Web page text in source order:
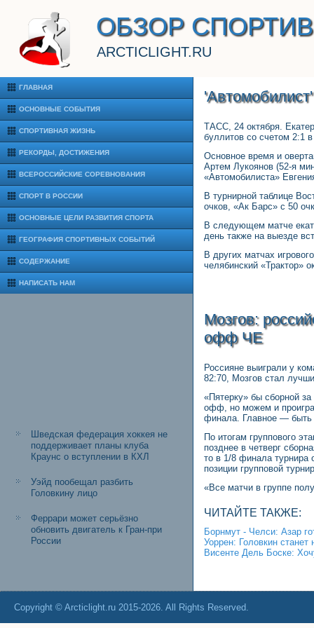
ОБЗОР
ARCTICLIGHT.RU
ГЛАВНАЯ
ОСНОВНЫЕ СОБЫТИЯ
СПОРТИВНАЯ ЖИЗНЬ
РЕКОРДЫ, ДОСТИЖЕНИЯ
ВСЕРОССИЙСКИЕ СОРЕВНОВАНИЯ
СПОРТ В РОССИИ
ОСНОВНЫЕ ЦЕЛИ РАЗВИТИЯ СПОРТА
ГЕОГРАФИЯ СПОРТИВНЫХ СОБЫТИЙ
СОДЕРЖАНИЕ
НАПИСАТЬ НАМ
Шведская федерация хоккея не
поддерживает планы клуба
Краунс о вступлении в КХЛ
Уэйд пообещал разбить
Головкину лицо
Феррари может серьёзно
обновить двигатель к Гран-при
России
ТАСС, 24 октября.
буллитов со счетом 2:1
Основное время и
Артем Лукоянов (52-я
«Автомобилиста»
В турнирной таблице
очков, «Ак Барс» с 50
В следующем матче
день также на выезде
В других матчах
челябинский «Трактор»
Мозгов:
офф ЧЕ
Россияне выиграли у
82:70, Мозгов стал
«Пятерку» бы сборной
офф, но можем и
финала. Главное — быть
По итогам группового
позднее в четверг
то в 1/8 финала турнира
позиции групповой
«Все матчи в группе
ЧИТАЙТЕ ТАКЖЕ:
Борнмут - Челси: Азар
Уоррен: Головкин
Висенте Дель Боске:
Copyright © Arcticlight.ru 2015-2026. All Rights Reserved.